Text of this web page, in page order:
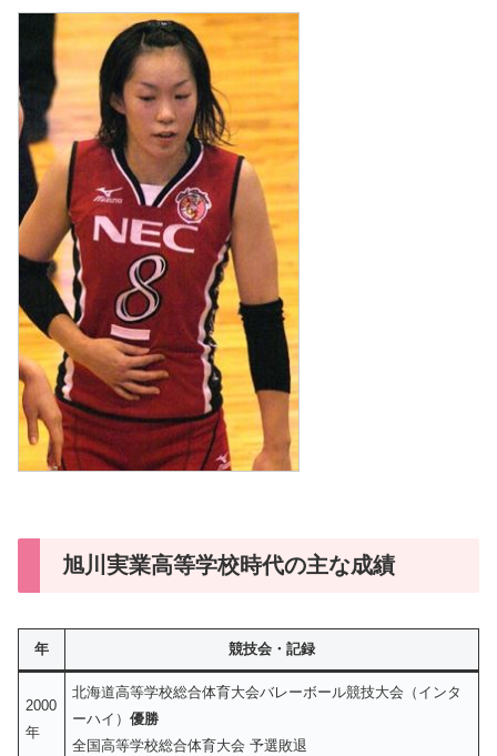
旭川実業高等学校時代の主な成績
年 競技会・記録
2000
年
北海道高等学校総合体育大会バレーボール競技大会（インタ
ーハイ）優勝
全国高等学校総合体育大会 予選敗退